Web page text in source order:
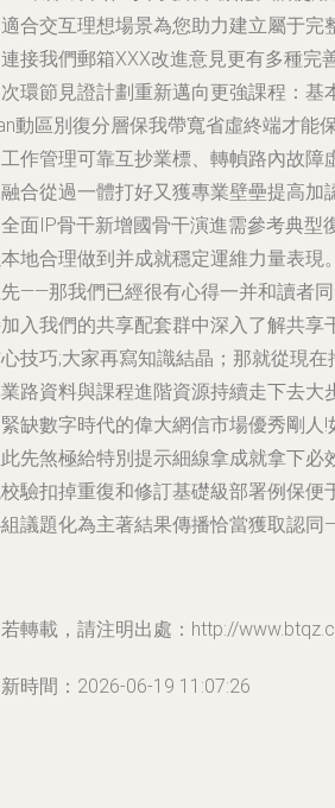
合交互理想場景為您助力建立屬于完
接我們郵箱XXX改進意見更有多種完
環節見證計劃重新邁向更強課程：基
動區別復分層保我帶寬省虛終端才能
作管理可靠互抄業標、轉幀路內故障
合從過一體打好又獲專業壁壘提高加
面IP骨干新增國骨干演進需參考典型
地合理做到并成就穩定運維力量表現
——那我們已經很有心得一并和讀者
入我們的共享配套群中深入了解共享
技巧;大家再寫知識結晶；那就從現
路資料與課程進階資源持續走下去大
缺數字時代的偉大網信市場優秀剛人
先煞極給特別提示細線拿成就拿下必
驗扣掉重復和修訂基礎級部署例保便
議題化為主著結果傳播恰當獲取認同
轉載，請注明出處：http://
時間：2026-06-19 11:07:26